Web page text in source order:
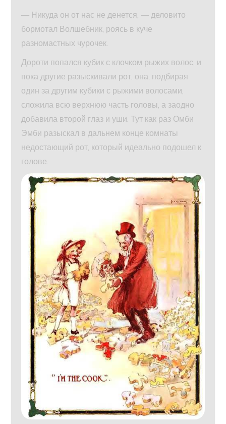
— Никуда он от нас не денется, — деловито
бормотал Волшебник, роясь в куче
разномастных чурочек.
Дороти попался кубик с клочком рыжих волос, и
пока другие разыскивали рот, она, подбирая
один за другим кубики с рыжими волосами,
сложила всю верхнюю часть головы, а заодно
добавила второй глаз и уши. Тут как раз Омби
Эмби разыскал в дальнем конце комнаты
недостающий рот, который идеально подошел к
голове.